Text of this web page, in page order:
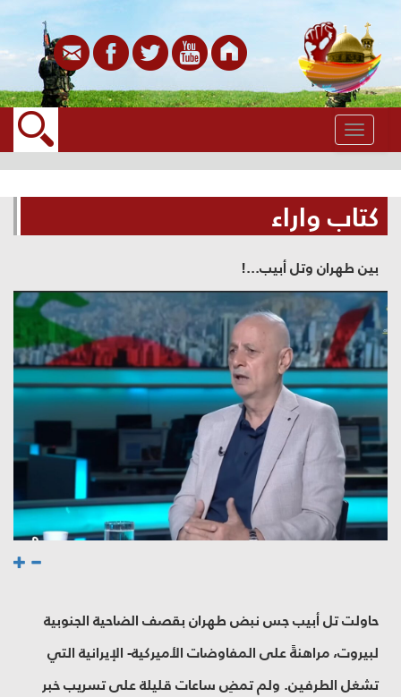
القائمة
كتاب واراء
بين طهران وتل أبيب...!
حاولت تل أبيب جس نبض طهران بقصف الضاحية الجنوبية
لبيروت، مراهنةً على المفاوضات الأميركية- الإيرانية التي
تشغل الطرفين. ولم تمضِ ساعات قليلة على تسريب خبر